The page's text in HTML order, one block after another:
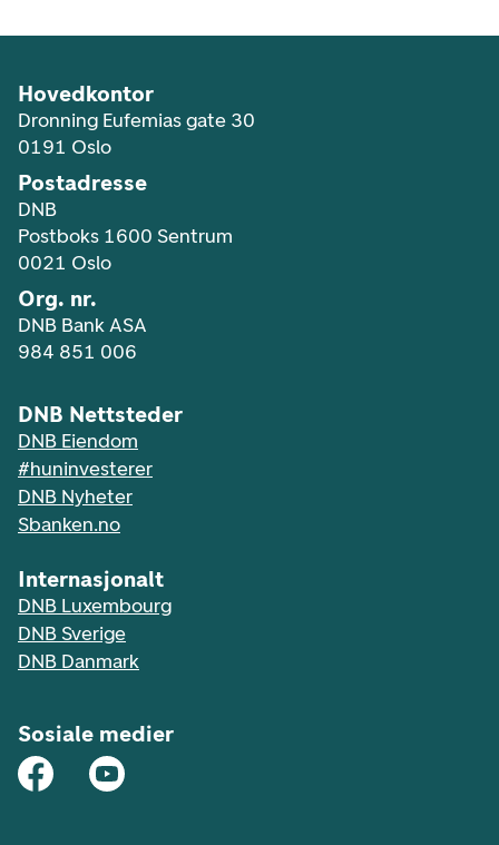
Hovedkontor
Dronning Eufemias gate 30
0191 Oslo
Postadresse
DNB
Postboks 1600 Sentrum
0021 Oslo
Org. nr.
DNB Bank ASA
984 851 006
DNB Nettsteder
DNB Eiendom
#huninvesterer
DNB Nyheter
Sbanken.no
Internasjonalt
DNB Luxembourg
DNB Sverige
DNB Danmark
Sosiale medier